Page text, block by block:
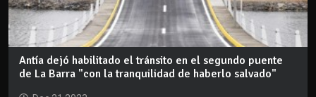
Antía dejó habilitado el tránsito en el segundo puente
de La Barra "con la tranquilidad de haberlo salvado"